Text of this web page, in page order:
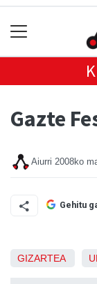
Gazte
Aiurri 2008ko
Gehitu
GIZARTEA